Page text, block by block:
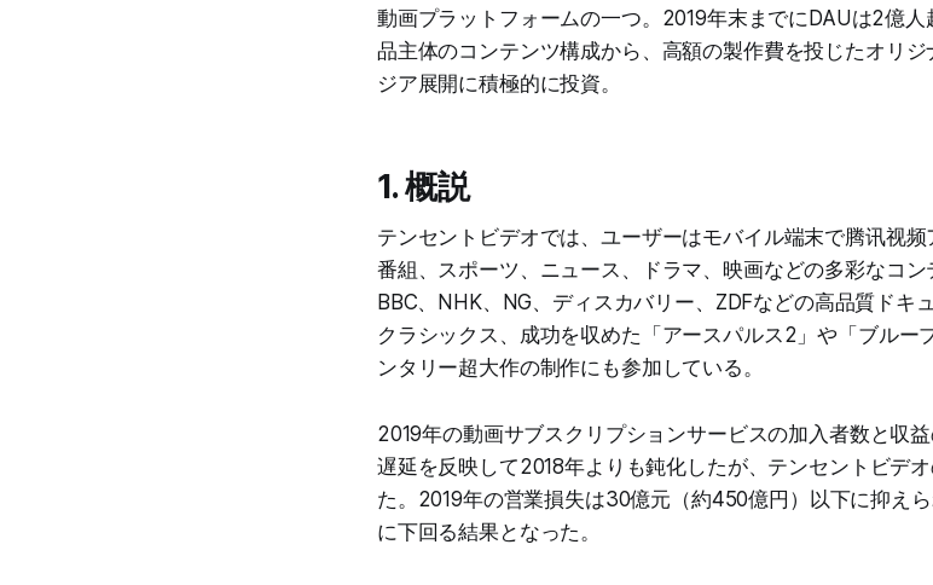
動画プラットフォームの一つ。2019年末までにDAUは2億
品主体のコンテンツ構成から、高額の製作費を投じたオリ
ジア展開に積極的に投資。
1. 概説
テンセントビデオでは、ユーザーはモバイル端末で腾讯视
番組、スポーツ、ニュース、ドラマ、映画などの多彩なコン
BBC、NHK、NG、ディスカバリー、ZDFなどの高品質ドキ
クラシックス、成功を収めた「アースパルス2」や「ブルー
ンタリー超大作の制作にも参加している。
2019年の動画サブスクリプションサービスの加入者数と収
遅延を反映して2018年よりも鈍化したが、テンセントビデ
た。2019年の営業損失は30億元（約450億円）以下に抑え
に下回る結果となった。